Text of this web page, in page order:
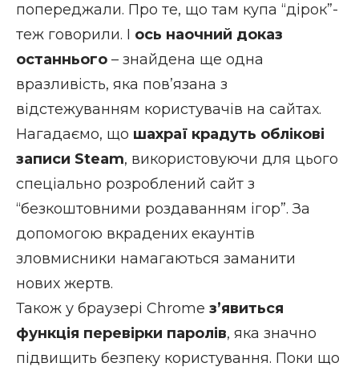
попереджали. Про те, що там купа “дірок”-
теж говорили. І ось наочний доказ
останнього – знайдена ще одна
вразливість, яка пов’язана з
відстежуванням користувачів на сайтах.
Нагадаємо, що шахраї крадуть облікові
записи Steam, використовуючи для цього
спеціально розроблений сайт з
“безкоштовними роздаванням ігор”. За
допомогою вкрадених екаунтів
зловмисники намагаються заманити
нових жертв.
Також у браузері Chrome з’явиться
функція перевірки паролів, яка значно
підвищить безпеку користування. Поки що